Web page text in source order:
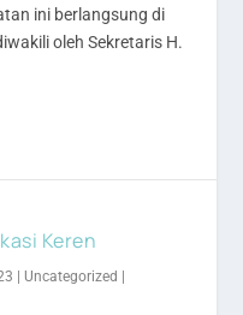
ini berlangsung di
oleh Sekretaris H.
Keren
Uncategorized